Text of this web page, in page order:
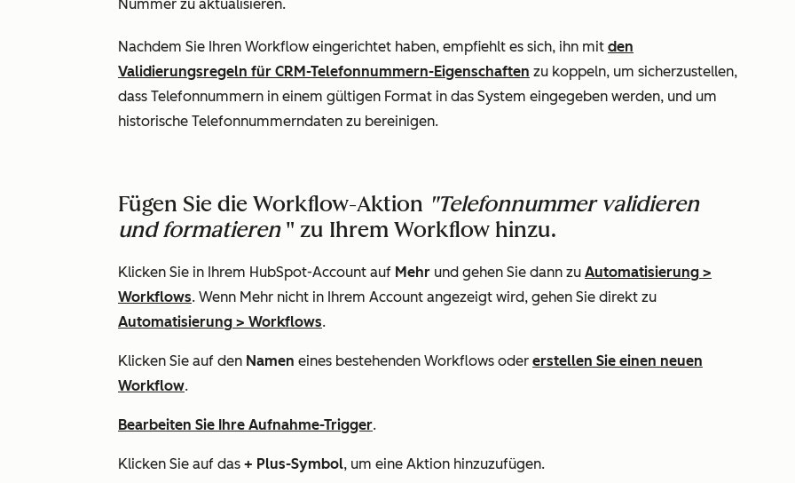
Nummer zu aktualisieren.
Nachdem Sie Ihren Workflow eingerichtet haben, empfiehlt es sich, ihn mit den
Validierungsregeln für CRM-Telefonnummern-Eigenschaften zu koppeln, um sicherzustellen,
dass Telefonnummern in einem gültigen Format in das System eingegeben werden, und um
historische Telefonnummerndaten zu bereinigen.
Fügen Sie die Workflow-Aktion "Telefonnummer validieren
und formatieren" zu Ihrem Workflow hinzu.
Klicken Sie in Ihrem HubSpot-Account auf Mehr und gehen Sie dann zu Automatisierung >
Workflows. Wenn Mehr nicht in Ihrem Account angezeigt wird, gehen Sie direkt zu
Automatisierung > Workflows.
Klicken Sie auf den Namen eines bestehenden Workflows oder erstellen Sie einen neuen
Workflow.
Bearbeiten Sie Ihre Aufnahme-Trigger.
Klicken Sie auf das + Plus-Symbol, um eine Aktion hinzuzufügen.